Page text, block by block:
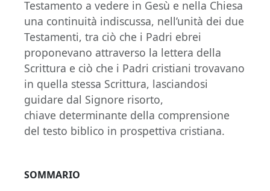
Testamento a vedere in Gesù e nella Chiesa
una continuità indiscussa, nell’unità dei due
Testamenti, tra ciò che i Padri ebrei
proponevano attraverso la lettera della
Scrittura e ciò che i Padri cristiani trovavano
in quella stessa Scrittura, lasciandosi
guidare dal Signore risorto,
chiave determinante della comprensione
del testo biblico in prospettiva cristiana.
SOMMARIO